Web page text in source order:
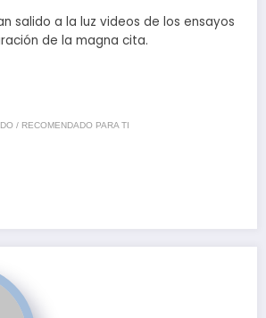
salido a la luz videos de los ensayos
de la magna cita.
/ RECOMENDADO PARA TI